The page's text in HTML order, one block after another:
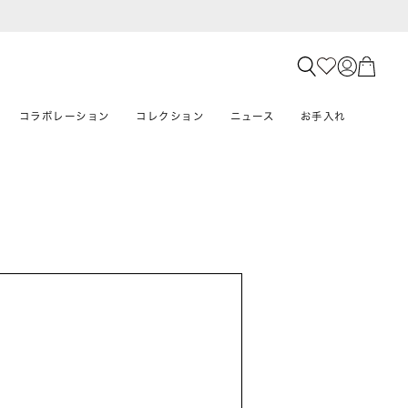
コラボレーション コレクション ニュース お手入れ